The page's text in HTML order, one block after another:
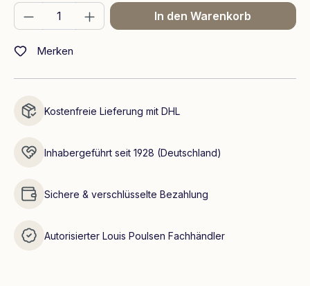
Produkt Anzahl: Gib den gewünschten
In den Warenkorb
Merken
Kostenfreie Lieferung mit DHL
Inhabergeführt seit 1928 (Deutschland)
Sichere & verschlüsselte Bezahlung
Autorisierter Louis Poulsen Fachhändler